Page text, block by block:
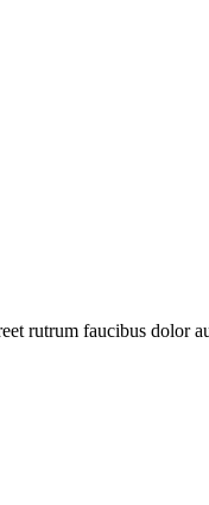
rutrum faucibus dolor